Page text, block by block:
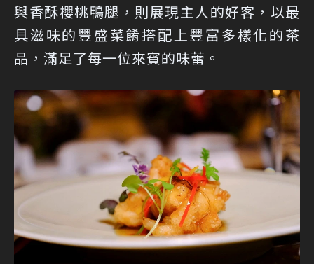
與香酥櫻桃鴨腿，則展現主人的好客，以最
具滋味的豐盛菜餚搭配上豐富多樣化的茶
品，滿足了每一位來賓的味蕾。